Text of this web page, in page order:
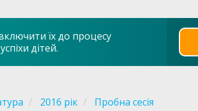
їх до процесу
дітей.
2016 рік Пробна сесія